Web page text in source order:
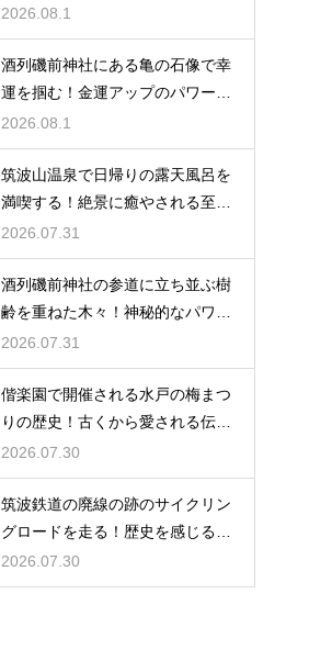
ボル
2026.08.1
酒列磯前神社にある亀の石像で幸
運を掴む！金運アップのパワース
ポット
2026.08.1
筑波山温泉で日帰りの露天風呂を
満喫する！絶景に癒やされる至福
の時間
2026.07.31
酒列磯前神社の参道に立ち並ぶ樹
齢を重ねた木々！神秘的なパワー
を満喫
2026.07.31
偕楽園で開催される水戸の梅まつ
りの歴史！古くから愛される伝統
の由来
2026.07.30
筑波鉄道の廃線の跡のサイクリン
グロードを走る！歴史を感じる自
転車の旅
2026.07.30